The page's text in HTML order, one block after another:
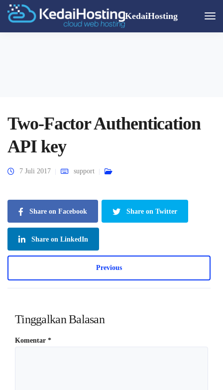
KedaiHosting
Two-Factor Authentication
API key
7 Juli 2017 support
Share on Facebook Share on Twitter
Share on LinkedIn
Previous
Tinggalkan Balasan
Komentar *